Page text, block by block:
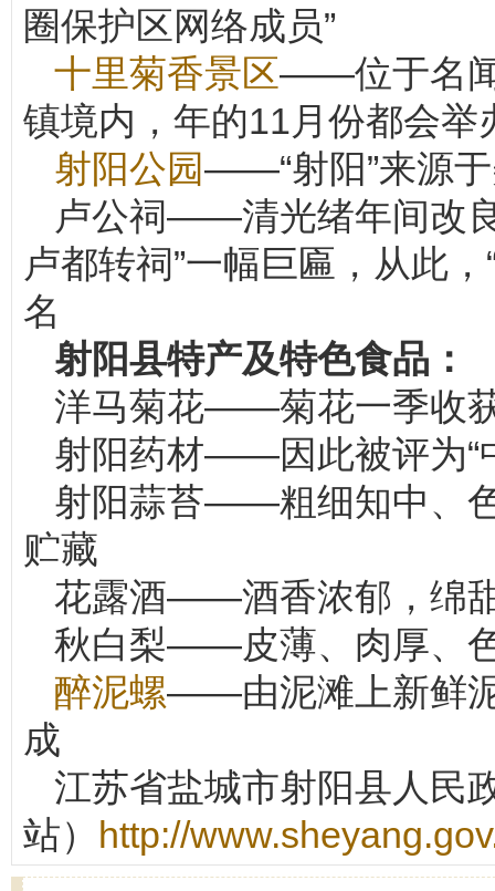
圈保护区网络成员”
十里菊香景区——位于名闻
镇境内，年的11月份都会举
射阳公园——“射阳”来源于
卢公祠——清光绪年间改
卢都转祠”一幅巨匾，从此
名
射阳县特产及特色食品：
洋马菊花——菊花一季收
射阳药材——因此被评为“
射阳蒜苔——粗细知中、
贮藏
花露酒——酒香浓郁，绵
秋白梨——皮薄、肉厚、
醉泥螺——由泥滩上新鲜
成
江苏省盐城市射阳县人民
站） http://